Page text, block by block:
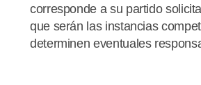
corresponde a su partido
que serán las instancias
determinen eventuales